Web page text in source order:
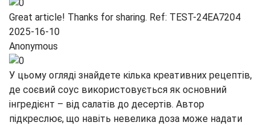
Great article! Thanks for sharing. Ref: TEST-24EA7204
2025-16-10
Anonymous
У цьому огляді знайдете кілька креативних рецептів,
де соєвий соус використовується як основний
інгредієнт – від салатів до десертів. Автор
підкреслює, що навіть невелика доза може надати